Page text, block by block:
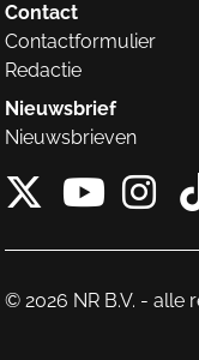
Contact
Contactformulier
Redactie
Nieuwsbrief
Nieuwsbrieven
X van
© 2026 NR B.V. - alle